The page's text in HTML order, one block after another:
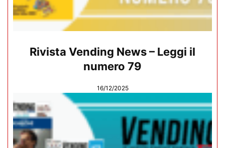
Rivista Vending News – Leggi il
numero 79
16/12/2025